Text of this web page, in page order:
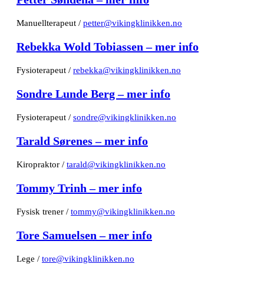
Manuellterapeut / petter@vikingklinikken.no
Rebekka Wold Tobiassen – mer info
Fysioterapeut / rebekka@vikingklinikken.no
Sondre Lunde Berg – mer info
Fysioterapeut / sondre@vikingklinikken.no
Tarald Sørenes – mer info
Kiropraktor / tarald@vikingklinikken.no
Tommy Trinh – mer info
Fysisk trener / tommy@vikingklinikken.no
Tore Samuelsen – mer info
Lege / tore@vikingklinikken.no